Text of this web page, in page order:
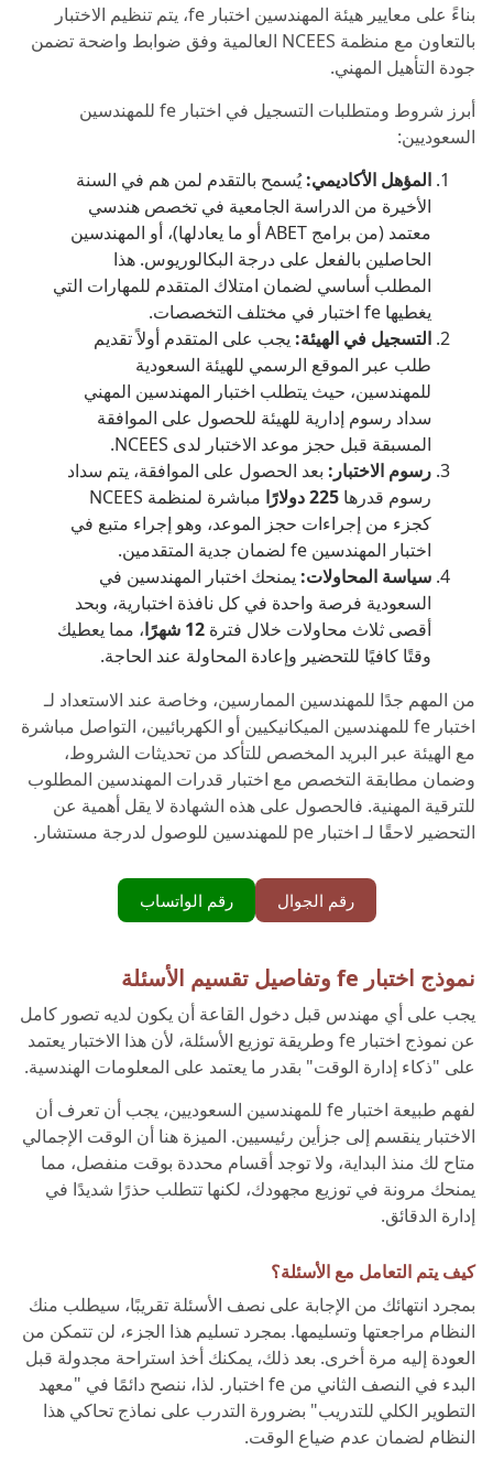
بناءً على معايير هيئة المهندسين اختبار fe، يتم تنظيم الاختبار
بالتعاون مع منظمة NCEES العالمية وفق ضوابط واضحة تضمن
جودة التأهيل المهني.
أبرز شروط ومتطلبات التسجيل في اختبار fe للمهندسين
السعوديين:
المؤهل الأكاديمي:يُسمح بالتقدم لمن هم في السنة
الأخيرة من الدراسة الجامعية في تخصص هندسي
معتمد (من برامج ABET أو ما يعادلها)، أو المهندسين
الحاصلين بالفعل على درجة البكالوريوس. هذا
المطلب أساسي لضمان امتلاك المتقدم للمهارات التي
يغطيها fe اختبار في مختلف التخصصات.
التسجيل في الهيئة: يجب على المتقدم أولاً تقديم
طلب عبر الموقع الرسمي للهيئة السعودية
للمهندسين، حيث يتطلب اختبار المهندسين المهني
سداد رسوم إدارية للهيئة للحصول على الموافقة
المسبقة قبل حجز موعد الاختبار لدى NCEES.
رسوم الاختبار: بعد الحصول على الموافقة، يتم سداد
رسوم قدرها
مباشرة لمنظمة NCEES
كجزء من إجراءات حجز الموعد، وهو إجراء متبع في
اختبار المهندسين fe لضمان جدية المتقدمين.
سياسة المحاولات: يمنحك اختبار المهندسين في
السعودية فرصة واحدة في كل نافذة اختبارية، وبحد
أقصى ثلاث محاولات خلال فترة
، مما يعطيك
وقتًا كافيًا للتحضير وإعادة المحاولة عند الحاجة.
من المهم جدًا للمهندسين الممارسين، وخاصة عند الاستعداد لـ
اختبار fe للمهندسين الميكانيكيين أو الكهربائيين، التواصل مباشرة
مع الهيئة عبر البريد المخصص للتأكد من تحديثات الشروط،
وضمان مطابقة التخصص مع اختبار قدرات المهندسين المطلوب
للترقية المهنية. فالحصول على هذه الشهادة لا يقل أهمية عن
التحضير لاحقًا لـ اختبار pe للمهندسين للوصول لدرجة مستشار.
رقم الجوال رقم الواتساب
نموذج اختبار fe وتفاصيل تقسيم الأسئلة
يجب على أي مهندس قبل دخول القاعة أن يكون لديه تصور كامل
عن نموذج اختبار fe وطريقة توزيع الأسئلة، لأن هذا الاختبار يعتمد
على "ذكاء إدارة الوقت" بقدر ما يعتمد على المعلومات الهندسية.
لفهم طبيعة اختبار fe للمهندسين السعوديين، يجب أن تعرف أن
الاختبار ينقسم إلى جزأين رئيسيين. الميزة هنا أن الوقت الإجمالي
متاح لك منذ البداية، ولا توجد أقسام محددة بوقت منفصل، مما
يمنحك مرونة في توزيع مجهودك، لكنها تتطلب حذرًا شديدًا في
إدارة الدقائق.
كيف يتم التعامل مع الأسئلة؟
بمجرد انتهائك من الإجابة على نصف الأسئلة تقريبًا، سيطلب منك
النظام مراجعتها وتسليمها. بمجرد تسليم هذا الجزء، لن تتمكن من
العودة إليه مرة أخرى. بعد ذلك، يمكنك أخذ استراحة مجدولة قبل
البدء في النصف الثاني من fe اختبار. لذا، ننصح دائمًا في "معهد
التطوير الكلي للتدريب" بضرورة التدرب على نماذج تحاكي هذا
النظام لضمان عدم ضياع الوقت.